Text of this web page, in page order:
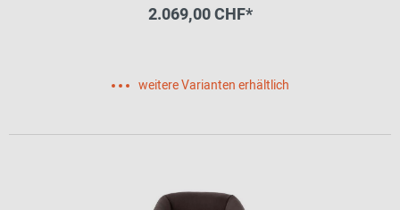
2.069,00 CHF*
weitere Varianten erhältlich